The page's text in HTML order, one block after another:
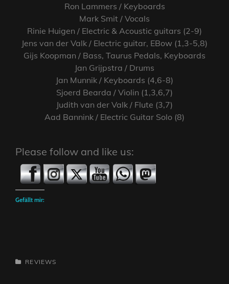
Ron Lammers / Keyboards
Mark Smit / Vocals
Rinie Huigen / Electric & Acoustic guitars (2-9)
Jens van der Valk / Electric guitar, EBow (1,3-5,8)
Gijs Koopman / Bass, Taurus Pedals, Keyboards
Jan Grijpstra / Drums
Jan Munnik / Keyboards (4,6-8)
Sjoerd Bearda / Violin (1,3,6,7)
Judith van der Valk / Flute (3,7)
Aad Bannink / Electric Guitar Solo (8)
Please follow and like us:
Gefällt mir:
CATEGORIES
REVIEWS